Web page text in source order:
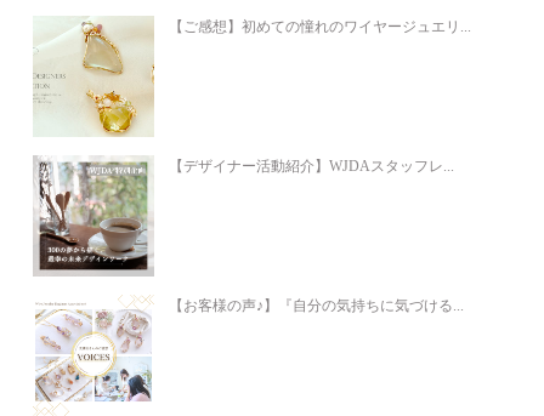
【ご感想】初めての憧れのワイヤージュエリ...
【デザイナー活動紹介】WJDAスタッフレ...
【お客様の声♪】『自分の気持ちに気づける...